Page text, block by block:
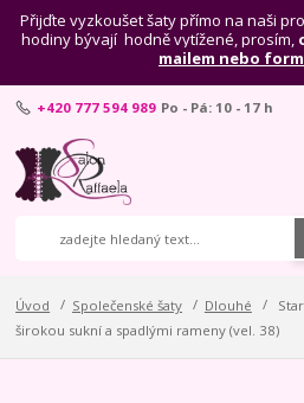
Přijďte vyzkoušet šaty přímo na naši
hodiny bývají hodně vytížené, prosím,
mailem nebo
+420 777 594 989 Po - Pá: 10 - 17 h
Úvod Společenské šaty Dlouhé
širokou sukní a spadlými rameny (vel. 38)